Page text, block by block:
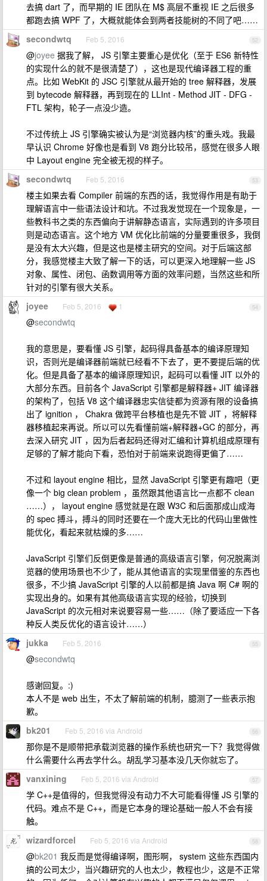
去搞 dart 了，而早期的 IE 团队在 M$ 高层不重视 IE 之后很多
都跑去搞 WPF 了，大概就能体会到两者技能树的不同了吧……
52
secondwtq Feb 5, 2016
@joyee 据我了解， JS 引擎主要重心是优化（至于 ES6 新特性
的实现什么的就不是很清楚了），这也是现代编译器工程的重
点。比如 WebKit 的 JSC 引擎就从最开始的 tree 解释器，发展
到 bytecode 解释器，再到现在的 LLInt - Method JIT - DFG -
FTL 架构，轮子一点没少造。
不过传统上 JS 引擎确实被认为是“浏览器内核”的重头戏。我最
早认识 Chrome 好像也是看到 V8 跑分比较吊，感觉在很多人眼
中 Layout engine 完全被无视的样子。
53
secondwtq Feb 5, 2016
楼主如果去看 Compiler 前端的东西的话，我觉得作用是有助于
理解语言中一些语法设计和坑。不过我发觉现在一个现象是，一
些教科书之类的东西偏向于讲解静态语言，实际遇到的许多项目
则是动态语言。这个地方 VM 优化比前端的分量要重很多，我倒
是没有太大兴趣，但是这也是楼主研究的空间。对于后端这部
分，我感觉楼主大致了解一下的话，可以更深入地理解一些 JS
对象、属性、闭包、函数调用等方面的效率问题，当然这些和所
针对的引擎有很大关系。
54
joyee Feb 5, 2016 1
@secondwtq
我的意思是，要看懂 JS 引擎，起码得具备基本的编译原理知
识，否则光是编译器前端就已经看不下去了，更不要提后端的优
化。但是具备了基本的编译原理知识，起码可以看懂 JIT 以外的
大部分东西。目前各个 JavaScript 引擎都是解释器+ JIT 编译器
的架构了，包括 V8 这个编译器忠实信徒都为资源有限的设备搞
出了 ignition ， Chakra 做跨平台移植也是先不管 JIT ，将解释
器移植起来再说。所以可以先看懂前端+解释器+GC 的部分，再
去深入研究 JIT ，因为后者起码还得对汇编和计算机组成原理有
足够的了解才能向下看，恐怕对于前端来说跑得更偏了……
不过和 layout engine 相比，显然 JavaScript 引擎更有趣吧（更
像一个 big clean problem ，虽然跟其他语言比一点都不 clean
……）， layout engine 感觉就是在跟 W3C 和后面那成山成海
的 spec 搏斗，搏斗的同时还要在一个庞大无比的代码山里做性
能优化，看起来就枯燥的多……
JavaScript 引擎们反倒更像是普通的高级语言引擎，何况脱离浏
览器的使用场景也不少了，能从其他语言的实现里借鉴的东西也
很多，不少搞 JavaScript 引擎的人以前都是搞 Java 啊 C# 啊的
实现出身的。如果有其他高级语言实现的经验，切换到
JavaScript 的次元相对来说要容易一些……（除了要适应一下各
种反人类反优化的语言设计……）
55
jukka Feb 5, 2016
@secondwtq
感谢回复。:)
本人不是 web 出生，不太了解前端的机制，臆测了一些表示抱
歉。
56
bk201 Feb 5, 2016 via Android
那你是不是顺带把承载浏览器的操作系统也研究一下？我觉得做
什么需要什么再去学什么。胡乱学习基本没几天你就忘了。
57
vanxining Feb 5, 2016 via Android
学 C++是值得的，但我觉得没有动力不大可能看得懂 JS 引擎的
代码。难点不是 C++，而是它本身的理论基础一般人不会有接
触。
58
wizardforcel Feb 5, 2016 via Android
@bk201 我反而是觉得编译啊，图形啊， system 这些东西国内
搞的公司太少，当兴趣研究的人也太少，教程也少，这是不正常